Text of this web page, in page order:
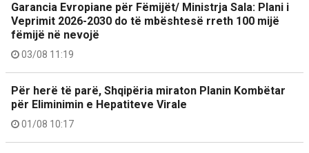
Garancia Evropiane për Fëmijët/ Ministrja Sala: Plani i
Veprimit 2026-2030 do të mbështesë rreth 100 mijë
fëmijë në nevojë
03/08 11:19
Për herë të parë, Shqipëria miraton Planin Kombëtar
për Eliminimin e Hepatiteve Virale
01/08 10:17